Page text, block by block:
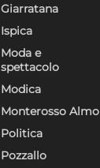
Giarratana
Ispica
Moda e
spettacolo
Modica
Monterosso Almo
Politica
Pozzallo